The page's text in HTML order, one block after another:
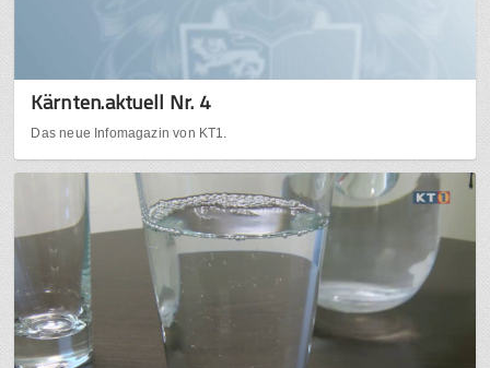
Kärnten.aktuell Nr. 4
Das neue Infomagazin von KT1.